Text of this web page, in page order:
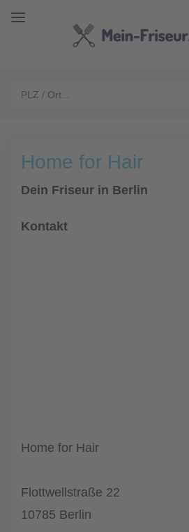
Home for Hair
Dein Friseur in Berlin
Kontakt
Home for Hair
Flottwellstraße 22
10785 Berlin